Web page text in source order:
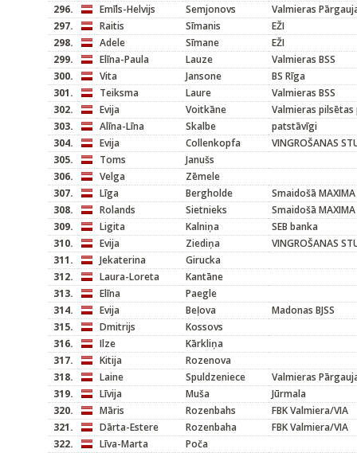
296.
Emīls-Helvijs Semjonovs
Valmieras
297.
Raitis Sīmanis
EŽI
298.
Adele Sīmane
EŽI
299.
Elīna-Paula Lauze
Valmieras BSS
300.
Vita Jansone
BS Rīga
301.
Teiksma Laure
Valmieras BSS
302.
Evija Voitkāne
Valmieras pilsētas
303.
Alīna-Līna Skalbe
patstāvīgi
304.
Evija Collenkopfa
VINGROŠANAS
305.
Toms
Janušs
306.
Velga
Zēmele
307.
Līga Bergholde
Smaidošā
308.
Rolands Sietnieks
Smaidošā
309.
Ligita Kalniņa
SEB banka
310.
Evija Ziediņa
VINGROŠANAS
311.
Jekaterina
Girucka
312.
Laura-Loreta
Kantāne
313.
Elīna
Paegle
314.
Evija Beļova
Madonas BJSS
315.
Dmitrijs
Kossovs
316.
Ilze
Kārkliņa
317.
Kitija
Rozenova
318.
Laine Spuldzeniece
Valmieras
319.
Līvija Muša
Jūrmala
320.
Māris Rozenbahs
FBK Valmiera/VIA
321.
Dārta-Estere Rozenbaha
FBK Valmiera/VIA
322.
Līva-Marta Poča